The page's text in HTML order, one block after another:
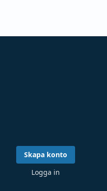
Skapa konto
Logga in